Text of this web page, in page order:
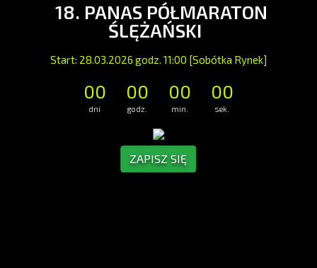
18. PANAS PÓŁMARATON
ŚLĘŻAŃSKI
Start: 28.03.2026 godz. 11:00 [Sobótka Rynek]
00
dni
00
godz.
00
min.
00
sek.
ZAPISZ SIĘ